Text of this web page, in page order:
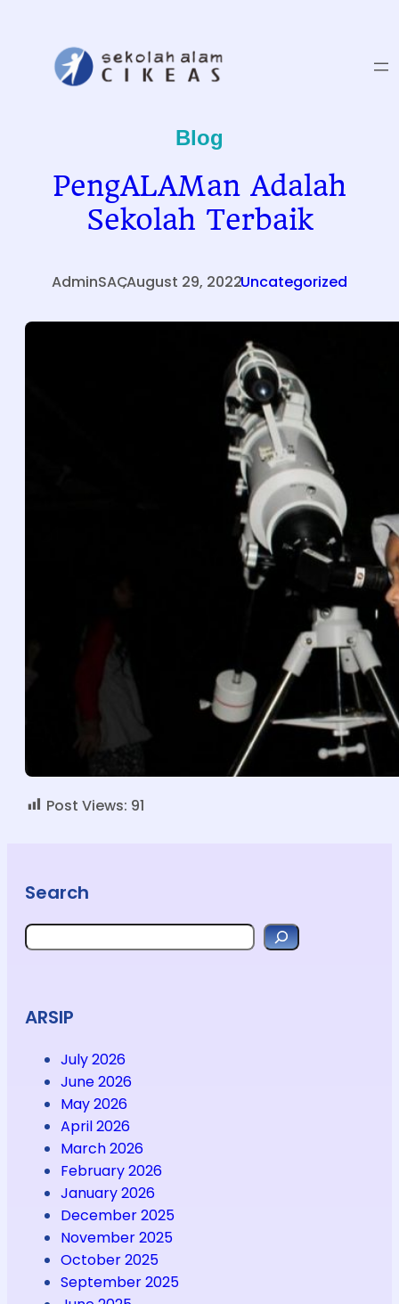
Blog
PengALAMan Adalah
Sekolah Terbaik
AdminSAC
,August 29, 2022
.Uncategorized
Post Views: 91
Search
Search
ARSIP
July 2026
June 2026
May 2026
April 2026
March 2026
February 2026
January 2026
December 2025
November 2025
October 2025
September 2025